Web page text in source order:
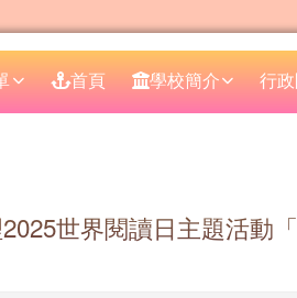
首頁 學校簡介 行
世界閱讀日主題活動